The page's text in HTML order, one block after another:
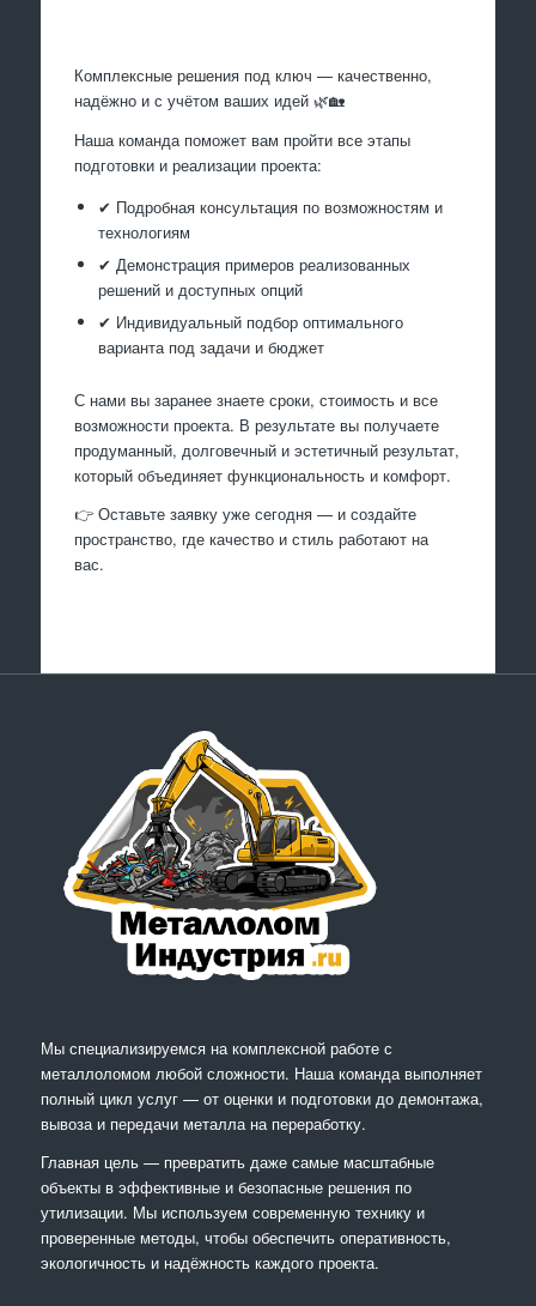
Комплексные решения под ключ — качественно,
надёжно и с учётом ваших идей 🌿🏡
Наша команда поможет вам пройти все этапы
подготовки и реализации проекта:
✔ Подробная консультация по возможностям и
технологиям
✔ Демонстрация примеров реализованных
решений и доступных опций
✔ Индивидуальный подбор оптимального
варианта под задачи и бюджет
С нами вы заранее знаете сроки, стоимость и все
возможности проекта. В результате вы получаете
продуманный, долговечный и эстетичный результат,
который объединяет функциональность и комфорт.
👉 Оставьте заявку уже сегодня — и создайте
пространство, где качество и стиль работают на
вас.
Мы специализируемся на комплексной работе с
металлоломом любой сложности. Наша команда выполняет
полный цикл услуг — от оценки и подготовки до демонтажа,
вывоза и передачи металла на переработку.
Главная цель — превратить даже самые масштабные
объекты в эффективные и безопасные решения по
утилизации. Мы используем современную технику и
проверенные методы, чтобы обеспечить оперативность,
экологичность и надёжность каждого проекта.